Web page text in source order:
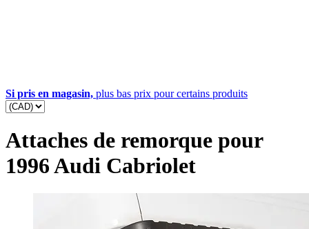
Si pris en magasin, plus bas prix pour certains produits
Attaches de remorque pour
1996 Audi Cabriolet